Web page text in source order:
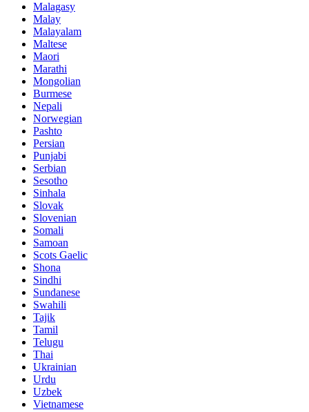
Malagasy
Malay
Malayalam
Maltese
Maori
Marathi
Mongolian
Burmese
Nepali
Norwegian
Pashto
Persian
Punjabi
Serbian
Sesotho
Sinhala
Slovak
Slovenian
Somali
Samoan
Scots Gaelic
Shona
Sindhi
Sundanese
Swahili
Tajik
Tamil
Telugu
Thai
Ukrainian
Urdu
Uzbek
Vietnamese